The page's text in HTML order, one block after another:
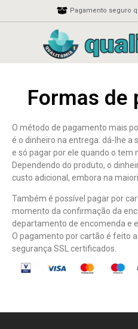
Pagamento seguro
Formas de
O método de pagamento mais
é o dinheiro na entrega: dá-lhe a
e só pagar por ele quando o tem
Dependendo do produto, o
custo adicional, embora na
Também é possível pagar por
momento da confirmação da
departamento de encomenda e
O pagamento por cartão é feito
segurança SSL certificados.